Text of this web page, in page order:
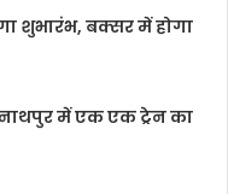
शुभारंभ, बक्सर में होगा
में एक एक ट्रेन का